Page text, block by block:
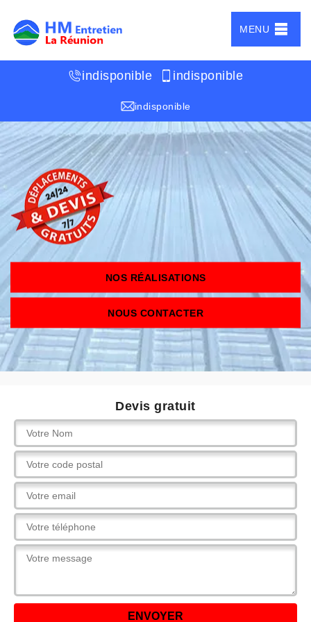
MENU
indisponible indisponible
indisponible
NOS RÉALISATIONS
NOUS CONTACTER
Devis gratuit